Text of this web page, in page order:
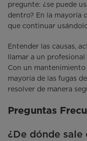
pregunte: ¿se puede
dentro? En la mayoría
que continuar
Entender las causas,
llamar a un
Con un
mayoría de las fugas
resolver de manera
Preguntas
¿De dónde